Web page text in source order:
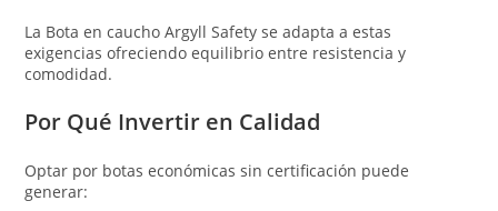
La Bota en caucho Argyll Safety se adapta a estas
exigencias ofreciendo equilibrio entre resistencia y
comodidad.
Por Qué Invertir en Calidad
Optar por botas económicas sin certificación puede
generar: